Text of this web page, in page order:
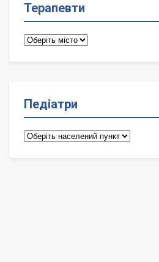
Терапевти
Терапевти
Педіатри
Педіатри